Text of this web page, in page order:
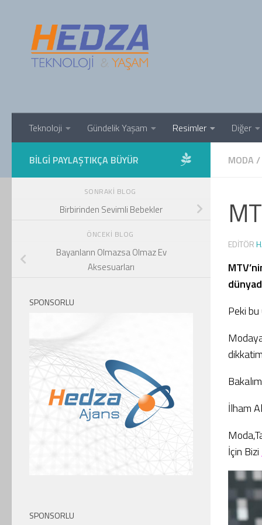
Teknoloji Gündelik Yaşam Resimler Diğer
MODA /
EDITÖR
Peki
İlham
İçin Bizi
BILGI PAYLAŞTIKÇA BÜYÜR
SONRAKI BLOG
Birbirinden Sevimli Bebekler
ÖNCEKI BLOG
Bayanların Olmazsa Olmaz Ev
Aksesuarları
SPONSORLU
SPONSORLU